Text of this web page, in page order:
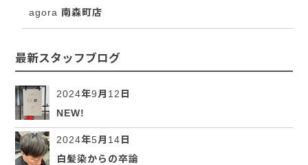
agora 南森町店
最新スタッフブログ
2024年9月12日
NEW!
2024年5月14日
白髪染からの卒論